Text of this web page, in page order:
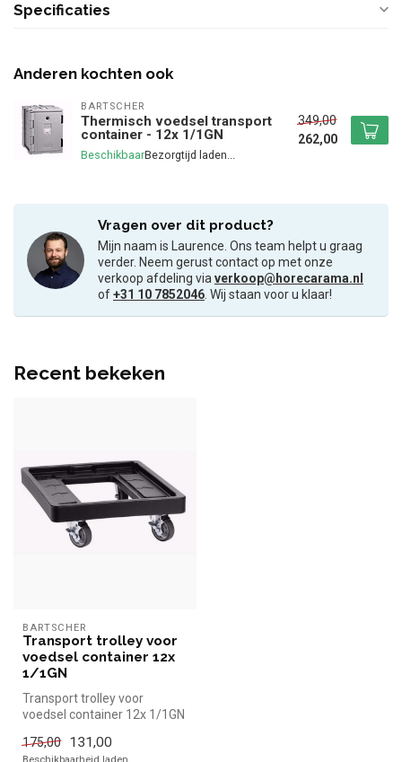
Specificaties
Anderen kochten ook
BARTSCHER
Thermisch voedsel transport
container - 12x 1/1GN
Beschikbaar
349,00
262,00
Vragen over dit product?
Mijn naam is Laurence. Ons team helpt u graag
verder. Neem gerust contact op met onze
verkoop afdeling viaverkoop@horecarama.nl
of+31 10 7852046. Wij staan voor u klaar!
Recent bekeken
BARTSCHER
Transport trolley voor
voedsel container 12x
1/1GN
Transport trolley voor
voedsel container 12x 1/1GN
kop...
175,00 131,00
Beschikbaarheid laden..